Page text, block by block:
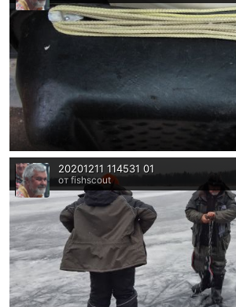
20201211 114531 01
от fishscout